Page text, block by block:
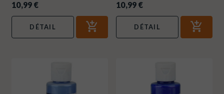
10,99 €
DÉTAIL
10,99 €
DÉTAIL